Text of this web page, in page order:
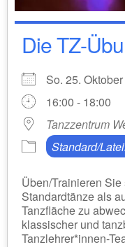
Die TZ-
So. 25.
16:00 - 18:00
Tanzzentrum
Standard/
Üben/Trainieren
Standardtänze als
Tanzfläche zu
klassischer und
Tanzlehrer*innen-